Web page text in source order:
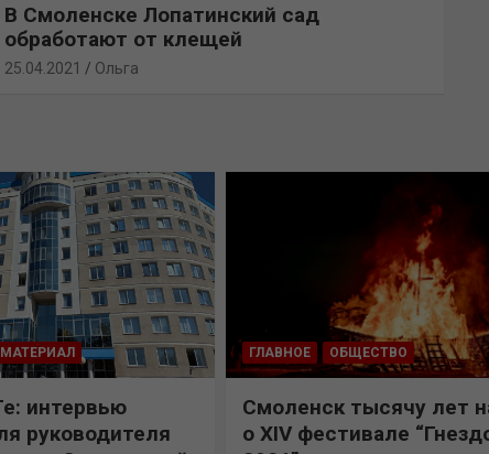
В Смоленске Лопатинский сад
обработают от клещей
25.04.2021 Ольга
интервью
руководителя
ГЛАВНОЕ ОБЩЕСТВО
Смоленск тысячу лет
о XIV фестивале